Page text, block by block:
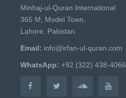
Minhaj-ul-Quran International
365 M, Model Town,
Lahore, Pakistan
Email: info@irfan-ul-quran.com
WhatsApp: +92 (322) 438-4066